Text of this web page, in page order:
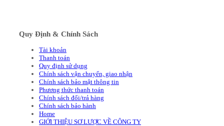
Quy Định & Chính Sách
Tài khoản
Thanh toán
Quy định sử dụng
Chính sách vận chuyển, giao nhận
Chính sách bảo mật thông tin
Phương thức thanh toán
Chính sách đổi/trả hàng
Chính sách bảo hành
Home
GIỚI THIỆU SƠ LƯỢC VỀ CÔNG TY